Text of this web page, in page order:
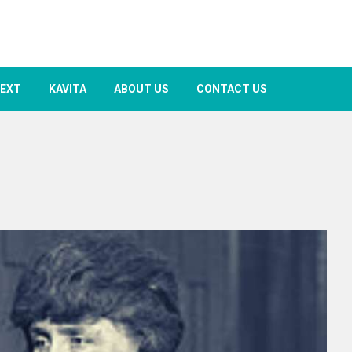
KAVITA ABOUT US CONTACT US